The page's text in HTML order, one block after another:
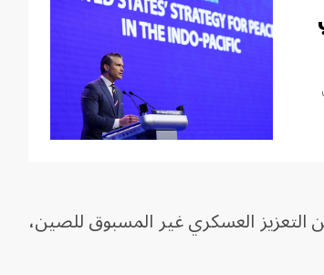
العسكري غير المسبوق للصين،